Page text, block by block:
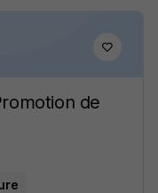
de